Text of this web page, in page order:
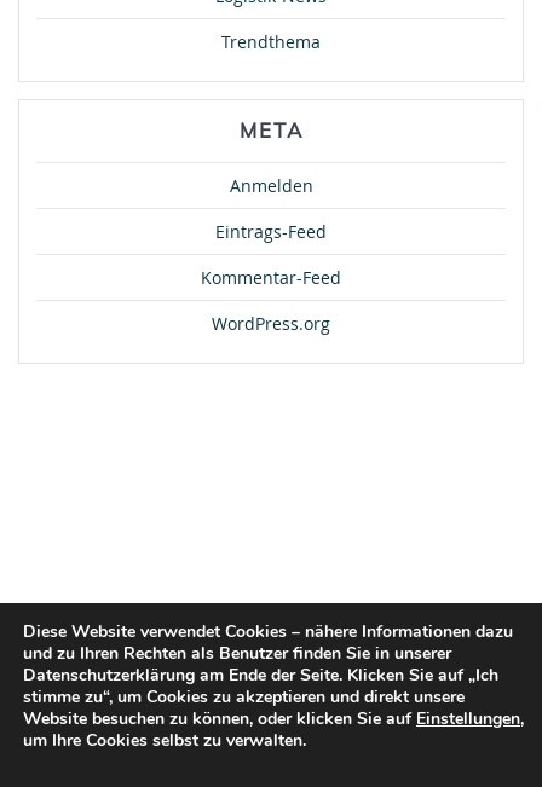
Trendthema
META
Anmelden
Eintrags-Feed
Kommentar-Feed
WordPress.org
Diese Website verwendet Cookies – nähere Informationen dazu
und zu Ihren Rechten als Benutzer finden Sie in unserer
Datenschutzerklärung am Ende der Seite. Klicken Sie auf „Ich
stimme zu“, um Cookies zu akzeptieren und direkt unsere
Website besuchen zu können, oder klicken Sie auf Einstellungen,
um Ihre Cookies selbst zu verwalten.